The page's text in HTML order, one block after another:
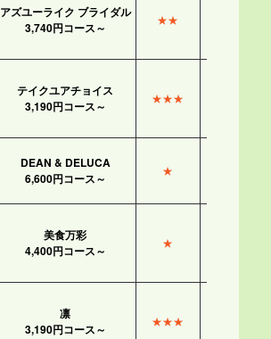
アズユーライク ブライダル
3,740円コース～
★★
テイクユアチョイス
3,190円コース～
★★★
DEAN & DELUCA
6,600円コース～
★
美食万彩
4,400円コース～
★
凛
3,190円コース～
★★★